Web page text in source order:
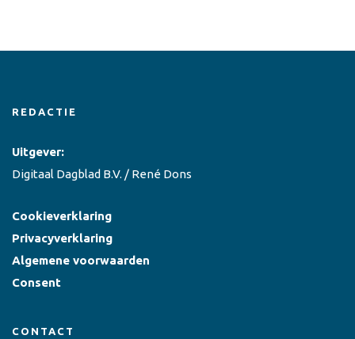
REDACTIE
Uitgever:
Digitaal Dagblad B.V. / René Dons
Cookieverklaring
Privacyverklaring
Algemene voorwaarden
Consent
CONTACT